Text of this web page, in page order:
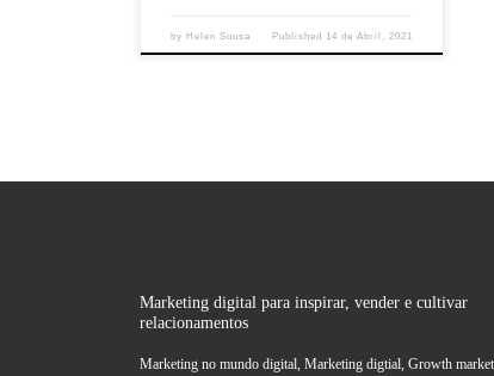
by Helen Sousa Published 14 de Abril, 2021
Marketing digital para inspirar, vender e cultivar
relacionamentos
Marketing no mundo digital, Marketing digtial, Growth